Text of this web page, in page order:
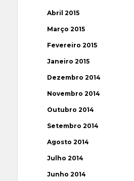
Abril 2015
Março 2015
Fevereiro 2015
Janeiro 2015
Dezembro 2014
Novembro 2014
Outubro 2014
Setembro 2014
Agosto 2014
Julho 2014
Junho 2014